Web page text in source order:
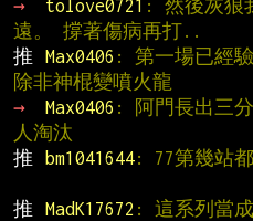
→
tolove0721 : 然後灰狼
遠。 撐著傷病再打..
推
Max0406 : 第一場已經
除非神棍變噴火龍
→
Max0406 : 阿門長出三
人淘汰
推
bm1041644: 77第幾站
推
MadK17672 : 這系列當